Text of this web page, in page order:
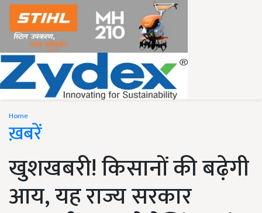
Home
ख़बरें
खुशखबरी! किसानों की बढ़ेगी
आय, यह राज्य सरकार